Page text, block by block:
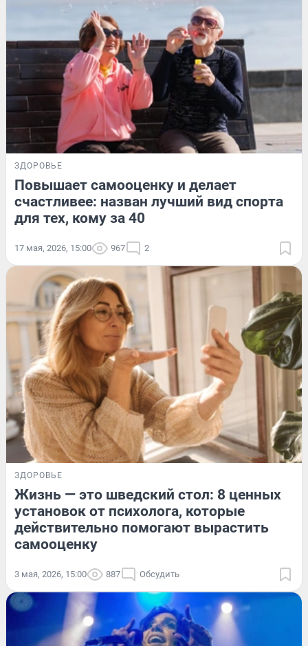
ЗДОРОВЬЕ
Повышает самооценку и делает
счастливее: назван лучший вид спорта
для тех, кому за 40
17 мая, 2026, 15:00 967 2
ЗДОРОВЬЕ
Жизнь — это шведский стол: 8 ценных
установок от психолога, которые
действительно помогают вырастить
самооценку
3 мая, 2026, 15:00 887 Обсудить